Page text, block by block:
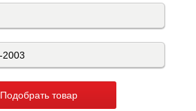
Подобрать товар